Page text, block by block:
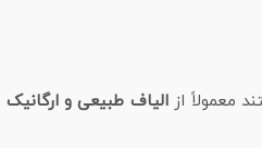
معمولاً ازالیاف طبیعی و ارگانیک